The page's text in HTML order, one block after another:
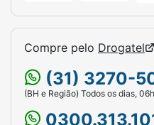
Compre pelo Drogatel
(31) 3270-
(BH e Região) Todos os dias,